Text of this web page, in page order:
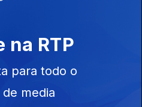
na RTP
para todo o
media